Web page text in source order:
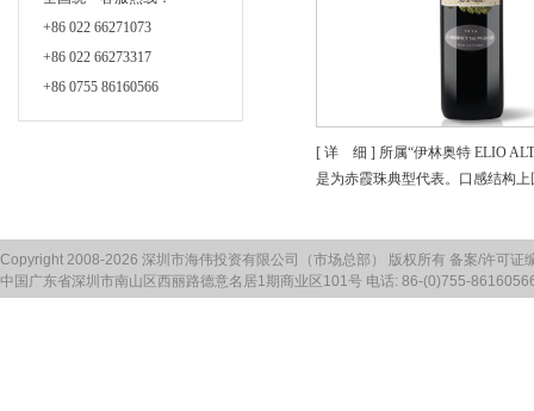
+86 022 66271073
+86 022 66273317
+86 0755 86160566
[ 详 细 ] 所属“伊林奥特 ELIO
是为赤霞珠典型代表。口感结构
Copyright 2008-2026 深圳市海伟投资有限公司（市场总部） 版权所有 备案/许可证
中国广东省深圳市南山区西丽路德意名居1期商业区101号 电话: 86-(0)755-